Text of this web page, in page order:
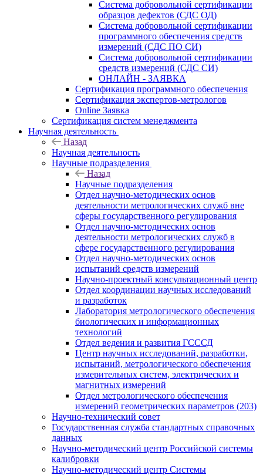
Система добровольной сертификации
образцов дефектов (СДС ОД)
Система добровольной сертификации
программного обеспечения средств
измерений (СДС ПО СИ)
Система добровольной сертификации
средств измерений (СДС СИ)
ОНЛАЙН - ЗАЯВКА
Сертификация программного обеспечения
Сертификация экспертов-метрологов
Online Заявка
Сертификация систем менеджмента
Научная деятельность
Назад
Научная деятельность
Научные подразделения
Назад
Научные подразделения
Отдел научно-методических основ
деятельности метрологических служб вне
сферы государственного регулирования
Отдел научно-методических основ
деятельности метрологических служб в
сфере государственного регулирования
Отдел научно-методических основ
испытаний средств измерений
Научно-проектный консультационный центр
Отдел координации научных исследований
и разработок
Лаборатория метрологического обеспечения
биологических и информационных
технологий
Отдел ведения и развития ГСССД
Центр научных исследований, разработки,
испытаний, метрологического обеспечения
измерительных систем, электрических и
магнитных измерений
Отдел метрологического обеспечения
измерений геометрических параметров (203)
Научно-технический совет
Государственная служба стандартных справочных
данных
Научно-методический центр Российской системы
калибровки
Научно-методический центр Системы